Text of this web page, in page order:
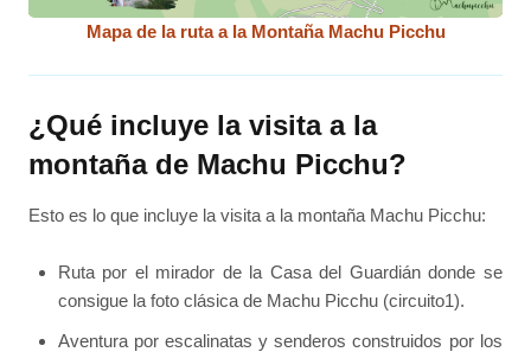
Mapa de la ruta a la Montaña Machu Picchu
¿Qué incluye la visita a la
montaña de Machu Picchu?
Esto es lo que incluye la visita a la montaña Machu Picchu:
Ruta por el mirador de la Casa del Guardián donde se
consigue la foto clásica de Machu Picchu (circuito1).
Aventura por escalinatas y senderos construidos por los